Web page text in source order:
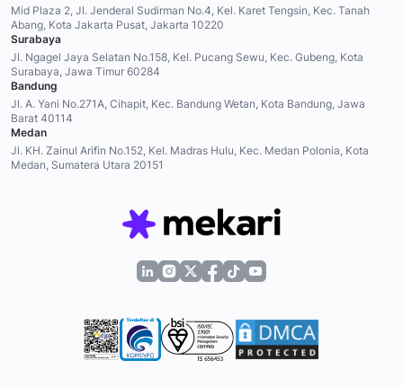
Mid Plaza 2, Jl. Jenderal Sudirman No.4, Kel. Karet Tengsin, Kec. Tanah
Abang, Kota Jakarta Pusat, Jakarta 10220
Surabaya
Jl. Ngagel Jaya Selatan No.158, Kel. Pucang Sewu, Kec. Gubeng, Kota
Surabaya, Jawa Timur 60284
Bandung
Jl. A. Yani No.271A, Cihapit, Kec. Bandung Wetan, Kota Bandung, Jawa
Barat 40114
Medan
Jl. KH. Zainul Arifin No.152, Kel. Madras Hulu, Kec. Medan Polonia, Kota
Medan, Sumatera Utara 20151